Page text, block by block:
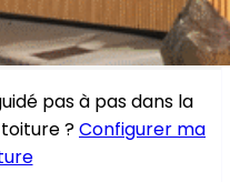
pas à pas dans la
?Configurer ma